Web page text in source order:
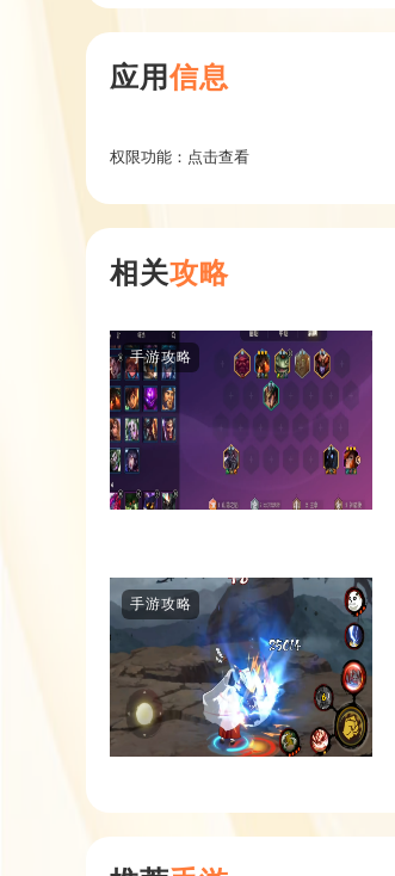
应用信息
权限功能： 点击查看
相关攻略
手游攻略
手游攻略